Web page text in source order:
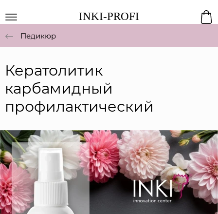
INKI-PROFI
Педикюр
Кератолитик
карбамидный
профилактический